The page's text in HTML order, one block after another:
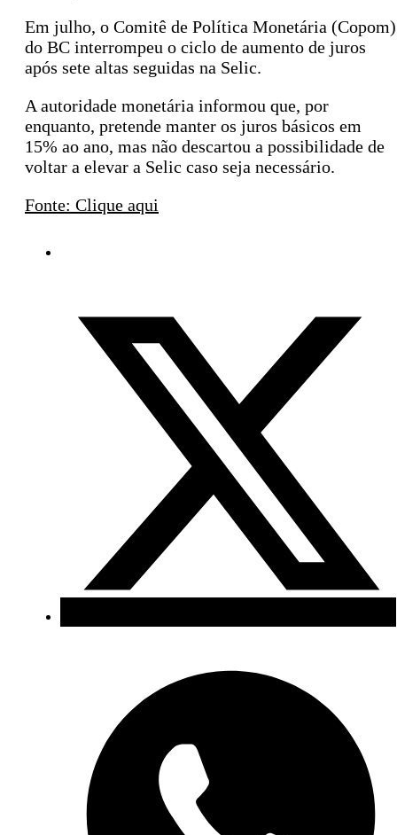
Em julho, o Comitê de Política Monetária (Copom)
do BC interrompeu o ciclo de aumento de juros
após sete altas seguidas na Selic.
A autoridade monetária informou que, por
enquanto, pretende manter os juros básicos em
15% ao ano, mas não descartou a possibilidade de
voltar a elevar a Selic caso seja necessário.
Fonte: Clique aqui